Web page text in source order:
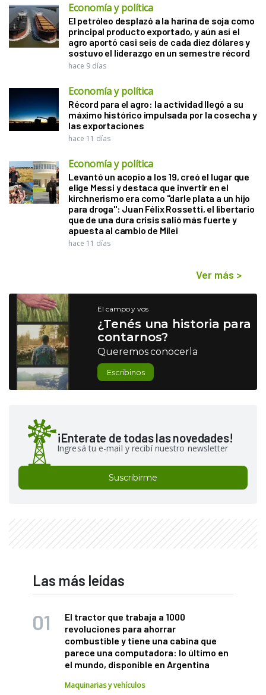
Economía y política
El petróleo desplazó a la harina de soja como
principal producto exportado, y aún así el
agro aportó casi seis de cada diez dólares y
sostuvo el liderazgo en un semestre récord
hace 9 días
Economía y política
Récord para el agro: la actividad llegó a su
máximo histórico impulsada por la cosecha y
las exportaciones
hace 11 días
Economía y política
Levantó un acopio a los 19, creó el lugar que
elige Messi y destaca que invertir en el
kirchnerismo era como "darle plata a un hijo
para droga": Juan Félix Rossetti, el libertario
que de una dura crisis salió más fuerte y
apuesta al cambio de Milei
hace 11 días
Ver más >
El campo y vos
¿Tenés una historia para
contarnos?
Queremos conocerla
Escribinos
¡Enterate de todas las novedades!
Ingresá tu e-mail y recibí nuestro newsletter
Suscribirme
Las más leídas
El tractor que trabaja a 1000
revoluciones para ahorrar
combustible y tiene una cabina que
parece una computadora: lo último en
el mundo, disponible en Argentina
Maquinarias y vehículos